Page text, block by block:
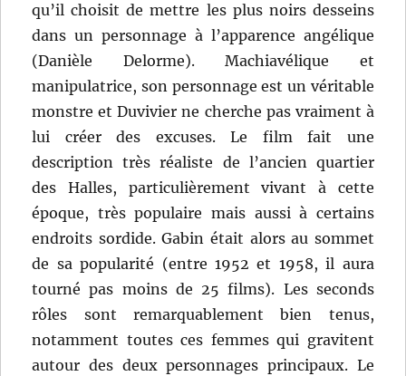
qu’il choisit de mettre les plus noirs desseins
dans un personnage à l’apparence angélique
(Danièle Delorme). Machiavélique et
manipulatrice, son personnage est un véritable
monstre et Duvivier ne cherche pas vraiment à
lui créer des excuses. Le film fait une
description très réaliste de l’ancien quartier
des Halles, particulièrement vivant à cette
époque, très populaire mais aussi à certains
endroits sordide. Gabin était alors au sommet
de sa popularité (entre 1952 et 1958, il aura
tourné pas moins de 25 films). Les seconds
rôles sont remarquablement bien tenus,
notamment toutes ces femmes qui gravitent
autour des deux personnages principaux. Le